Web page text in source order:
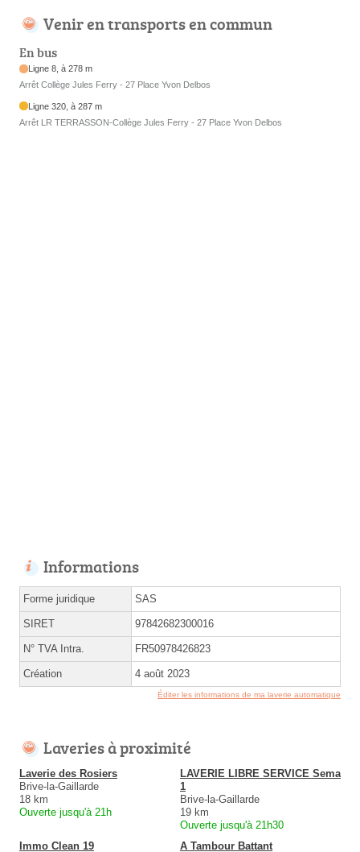
Venir en transports en commun
En bus
Ligne 8, à 278 m
Arrêt Collège Jules Ferry - 27 Place Yvon Delbos
Ligne 320, à 287 m
Arrêt LR TERRASSON-Collège Jules Ferry - 27 Place Yvon Delbos
Informations
Forme juridique SAS
SIRET 97842682300016
N° TVA Intra. FR50978426823
Création 4 août 2023
Éditer les informations de ma laverie automatique
Laveries à proximité
Laverie des Rosiers
Brive-la-Gaillarde
18 km
Ouverte jusqu'à 21h
LAVERIE LIBRE SERVICE Sema
1
Brive-la-Gaillarde
19 km
Ouverte jusqu'à 21h30
Immo Clean 19
A Tambour Battant